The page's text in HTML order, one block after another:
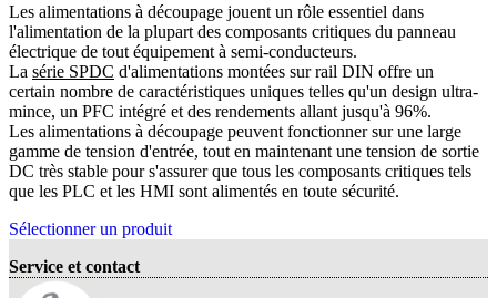
Les alimentations à découpage jouent un rôle essentiel dans
l'alimentation de la plupart des composants critiques du panneau
électrique de tout équipement à semi-conducteurs.
La série SPDC d'alimentations montées sur rail DIN offre un
certain nombre de caractéristiques uniques telles qu'un design ultra-
mince, un PFC intégré et des rendements allant jusqu'à 96%.
Les alimentations à découpage peuvent fonctionner sur une large
gamme de tension d'entrée, tout en maintenant une tension de sortie
DC très stable pour s'assurer que tous les composants critiques tels
que les PLC et les HMI sont alimentés en toute sécurité.
Sélectionner un produit
Service et contact